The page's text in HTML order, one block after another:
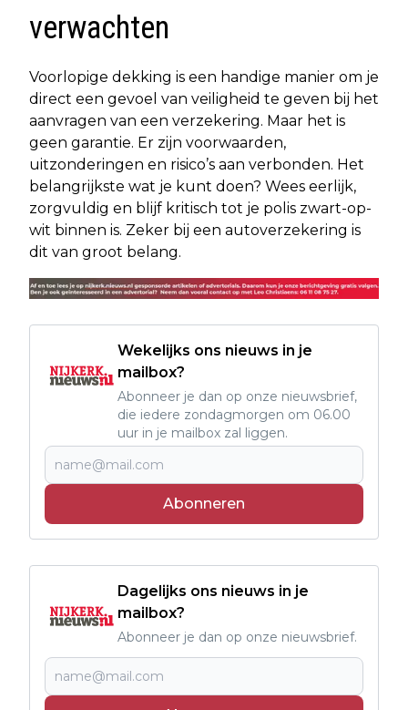
verwachten
Voorlopige dekking is een handige manier om je
direct een gevoel van veiligheid te geven bij het
aanvragen van een verzekering. Maar het is
geen garantie. Er zijn voorwaarden,
uitzonderingen en risico’s aan verbonden. Het
belangrijkste wat je kunt doen? Wees eerlijk,
zorgvuldig en blijf kritisch tot je polis zwart-op-
wit binnen is. Zeker bij een autoverzekering is
dit van groot belang.
Wekelijks ons nieuws in je
mailbox?
Abonneer je dan op onze nieuwsbrief,
die iedere zondagmorgen om 06.00
uur in je mailbox zal liggen.
Abonneren
Dagelijks ons nieuws in je
mailbox?
Abonneer je dan op onze nieuwsbrief.